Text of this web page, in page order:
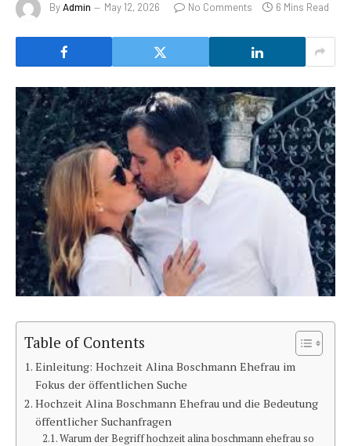
ByAdmin May 12, 2026 No Comments 6 Mins Read
Table of Contents
Einleitung: Hochzeit Alina Boschmann Ehefrau im
Fokus der öffentlichen Suche
Hochzeit Alina Boschmann Ehefrau und die Bedeutung
öffentlicher Suchanfragen
Warum der Begriff hochzeit alina boschmann ehefrau so